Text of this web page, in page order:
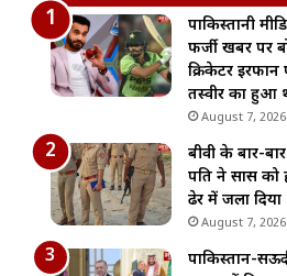
पाकिस्तानी
फर्जी खबर पर
क्रिकेटर
तस्वीर का हुआ
August 7, 2026
बीवी के बार-
पति ने सास को
ढेर में जला
August 7, 2026
पाकिस्तान-